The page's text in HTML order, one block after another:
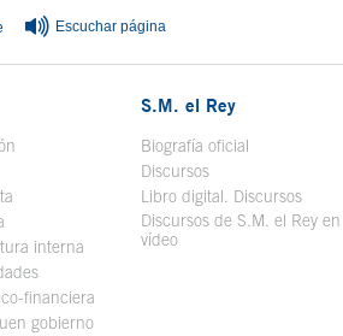
Se abre en ventana nueva
Escuchar página
interna
financiera
gobierno
S.M. el Rey
Biografía oficial
Discursos
Libro digital. DiscursosSe
Discursos de S.M. el Rey en
vídeoSe abre en ventana